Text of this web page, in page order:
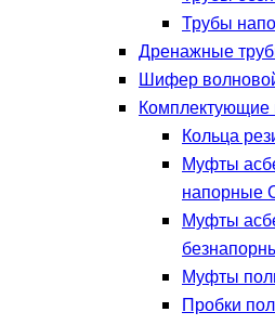
Трубы
Дренажные
Шифер
Комплектующие
Кольца
Муфты
напорные
Муфты
Муфты
Пробки